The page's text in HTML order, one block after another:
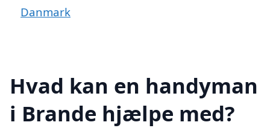
Danmark
Hvad kan en handyman
i Brande hjælpe med?